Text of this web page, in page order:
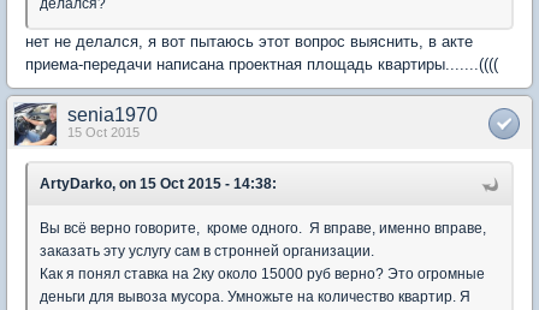
делался?
нет не делался, я вот пытаюсь этот вопрос выяснить, в акте
приема-передачи написана проектная площадь квартиры.......((((
senia1970
15 Oct 2015
ArtyDarko, on 15 Oct 2015 - 14:38:
Вы всё верно говорите, кроме одного. Я вправе, именно вправе,
заказать эту услугу сам в стронней организации.
Как я понял ставка на 2ку около 15000 руб верно? Это огромные
деньги для вывоза мусора. Умножьте на количество квартир. Я